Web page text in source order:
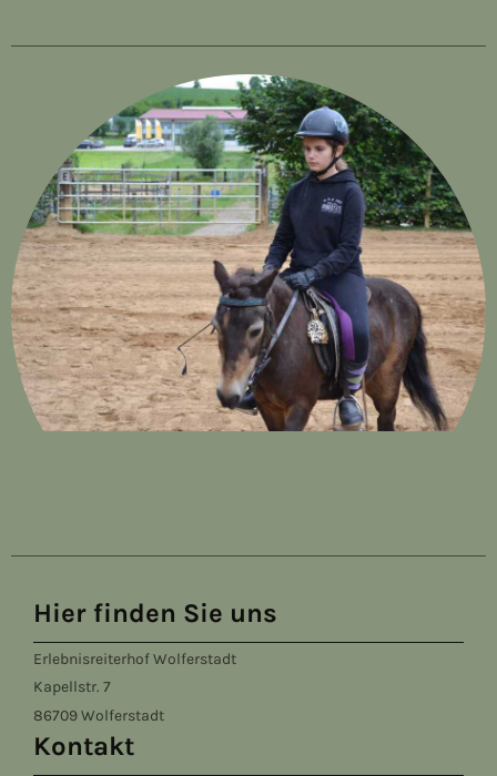
Hier finden Sie uns
Erlebnisreiterhof Wolferstadt
Kapellstr. 7
86709Wolferstadt
Kontakt